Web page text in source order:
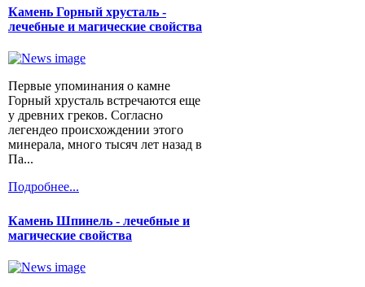
Камень Горный хрусталь -
лечебные и магические свойства
Первые упоминания о камне
Горный хрусталь встречаются еще
у древних греков. Согласно
легендео происхождении этого
минерала, много тысяч лет назад в
Па...
Подробнее...
Камень Шпинель - лечебные и
магические свойства